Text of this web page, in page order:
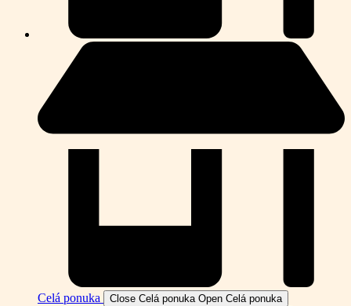
Celá ponuka Close Celá ponuka Open Celá ponuka